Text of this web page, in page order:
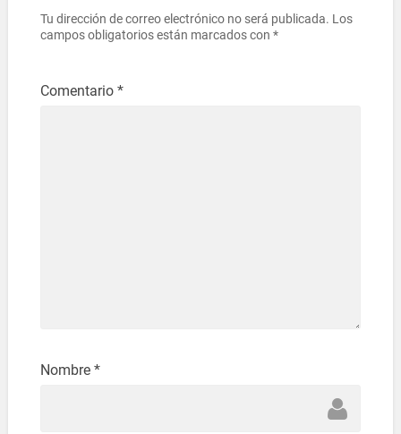
Tu dirección de correo electrónico no será publicada. Los
campos obligatorios están marcados con *
Comentario *
Nombre *